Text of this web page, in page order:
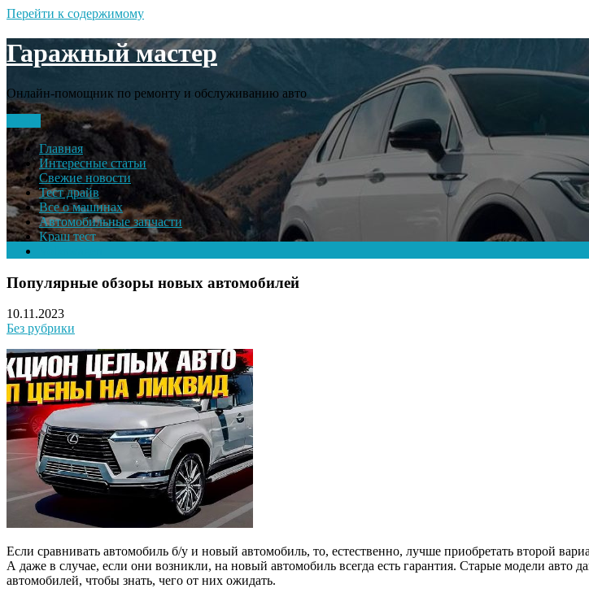
Перейти к содержимому
Гаражный мастер
Онлайн-помощник по ремонту и обслуживанию авто
Главная
Интересные статьи
Свежие новости
Тест драйв
Все о машинах
Автомобильные запчасти
Краш тест
Популярные обзоры новых автомобилей
10.11.2023
Без рубрики
Если сравнивать автомобиль б/у и новый автомобиль, то, естественно, лучше приобретать второй
А даже в случае, если они возникли, на новый автомобиль всегда есть гарантия. Старые модели авто
автомобилей, чтобы знать, чего от них ожидать.